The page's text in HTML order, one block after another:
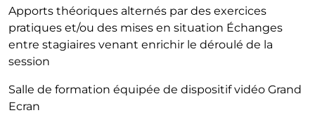
Apports théoriques alternés par des exercices
pratiques et/ou des mises en situation Échanges
entre stagiaires venant enrichir le déroulé de la
session
Salle de formation équipée de dispositif vidéo Grand
Ecran